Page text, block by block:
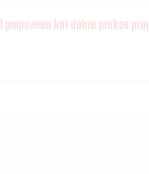
prepoznan kot dobra praksa